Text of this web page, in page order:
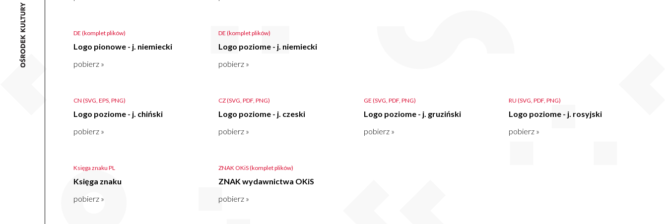
DE (komplet plików)
Logo pionowe - j. niemiecki
pobierz »
DE (komplet plików)
Logo poziome - j. niemiecki
pobierz »
CN (SVG, EPS, PNG)
Logo poziome - j. chiński
pobierz »
CZ (SVG, PDF, PNG)
Logo poziome - j. czeski
pobierz »
GE (SVG, PDF, PNG)
Logo poziome - j. gruziński
pobierz »
RU (SVG, PDF, PNG)
Logo poziome - j. rosyjski
pobierz »
Księga znaku PL
Księga znaku
pobierz »
ZNAK OKiS (komplet plików)
ZNAK wydawnictwa OKiS
pobierz »